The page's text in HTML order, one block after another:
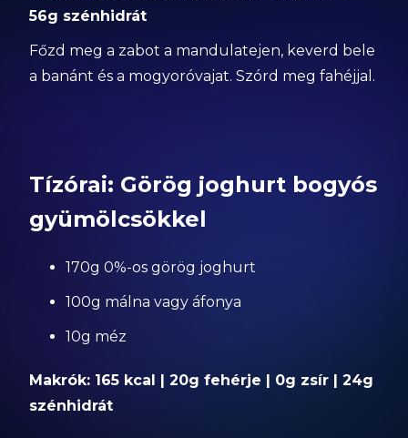
56g szénhidrát
Főzd meg a zabot a mandulatejen, keverd bele
a banánt és a mogyoróvajat. Szórd meg fahéjjal.
Tízórai: Görög joghurt bogyós
gyümölcsökkel
170g 0%-os görög joghurt
100g málna vagy áfonya
10g méz
Makrók: 165 kcal | 20g fehérje | 0g zsír | 24g
szénhidrát